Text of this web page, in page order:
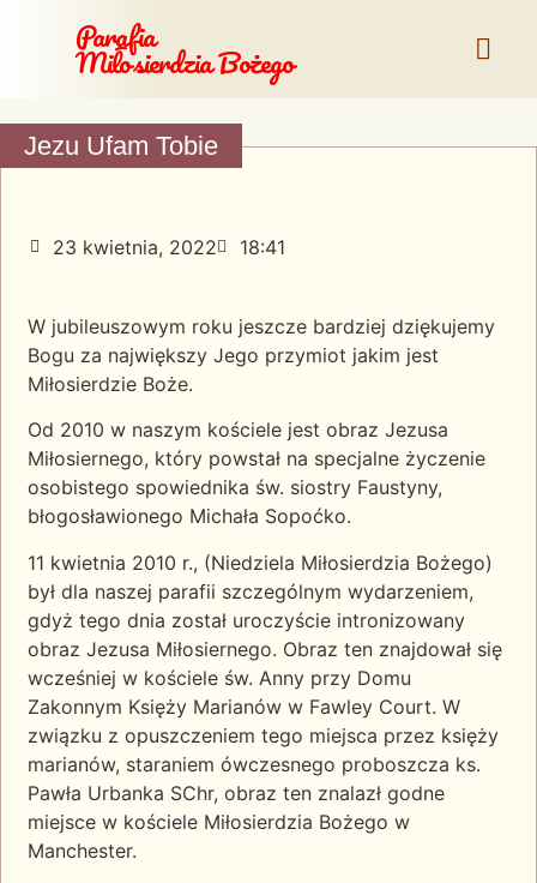
Parafia
Miłosierdzia Bożego
Jezu Ufam Tobie
23 kwietnia, 2022 18:41
W jubileuszowym roku jeszcze bardziej dziękujemy
Bogu za największy Jego przymiot jakim jest
Miłosierdzie Boże.
Od 2010 w naszym kościele jest obraz Jezusa
Miłosiernego, który powstał na specjalne życzenie
osobistego spowiednika św. siostry Faustyny,
błogosławionego Michała Sopoćko.
11 kwietnia 2010 r., (Niedziela Miłosierdzia Bożego)
był dla naszej parafii szczególnym wydarzeniem,
gdyż tego dnia został uroczyście intronizowany
obraz Jezusa Miłosiernego. Obraz ten znajdował się
wcześniej w kościele św. Anny przy Domu
Zakonnym Księży Marianów w Fawley Court. W
związku z opuszczeniem tego miejsca przez księży
marianów, staraniem ówczesnego proboszcza ks.
Pawła Urbanka SChr, obraz ten znalazł godne
miejsce w kościele Miłosierdzia Bożego w
Manchester.